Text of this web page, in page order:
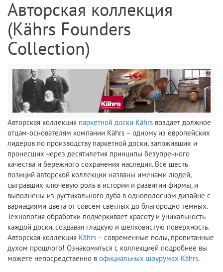
Авторская коллекция
(Kährs Founders
Collection)
Авторская коллекция паркетной доски Kährs воздает должное
отцам-основателям компании Kährs – одному из европейских
лидеров по производству паркетной доски, заложивших и
пронесших через десятилетия принципы безупречного
качества и бережного сохранения наследия. Все шесть
позиций авторской коллекции названы именами людей,
сыгравших ключевую роль в истории и развитии фирмы, и
выполнены из рустикального дуба в однополосном дизайне с
вариациями цвета от совсем светлых до благородно темных.
Технология обработки подчеркивает красоту и уникальность
каждой доски, создавая гладкую и шелковистую поверхность.
Авторская коллекция Kährs – современные полы, пропитанные
духом прошлого! Ознакомиться с коллекцией подробнее вы
можете непосредственно в официальных шоурумах Kährs.